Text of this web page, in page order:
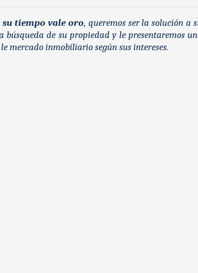
su tiempo vale oro, queremos ser la solución a
búsqueda de su propiedad y le presentaremos
mercado inmobiliario según sus intereses.